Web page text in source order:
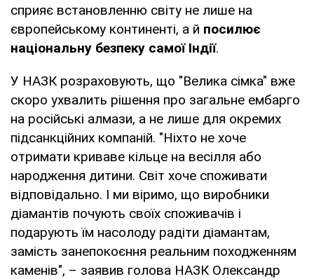
сприяє встановленню світу не лише на
європейському континенті, а й посилює
національну безпеку самої Індії.
У НАЗК розраховують, що "Велика сімка" вже
скоро ухвалить рішення про загальне ембарго
на російські алмази, а не лише для окремих
підсанкційних компаній. "Ніхто не хоче
отримати криваве кільце на весілля або
народження дитини. Світ хоче споживати
відповідально. І ми віримо, що виробники
діамантів почують своїх споживачів і
подарують їм насолоду радіти діамантам,
замість занепокоєння реальним походженням
каменів", – заявив голова НАЗК Олександр